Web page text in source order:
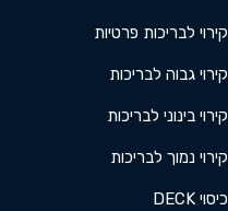
קירוי לבריכות פרטיות
קירוי גבוה לבריכות
קירוי בינוני לבריכות
קירוי נמוך לבריכות
כיסוי DECK